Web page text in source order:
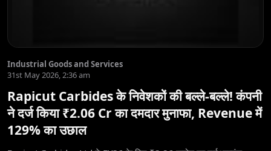
Industrial Goods and Services
31st May 2026, 2:36 am
Rapicut Carbides के निवेशकों की बल्ले-बल्ले! कंपनी
ने दर्ज किया ₹2.06 Cr का दमदार मुनाफा, Revenue में
129% का उछाल